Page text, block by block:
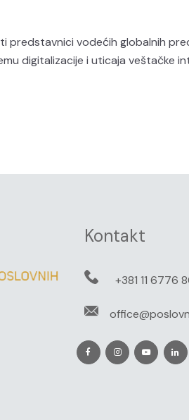
predstavnici vodećih globalnih
digitalizacije i uticaja veštačke
Kontakt
+381 11 6776